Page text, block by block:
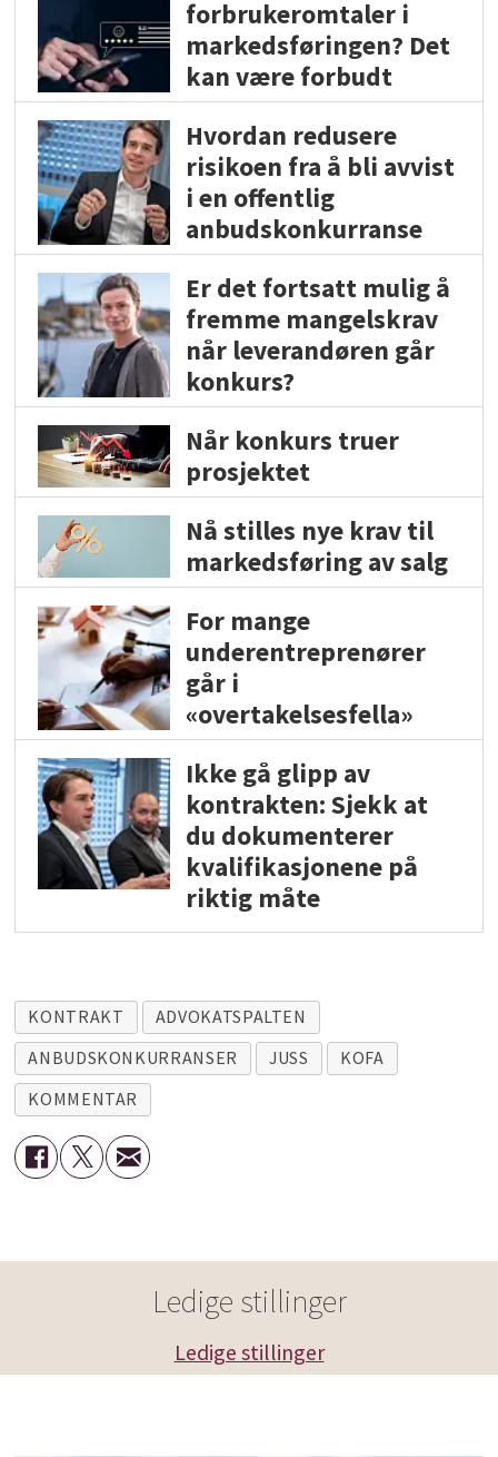
forbrukeromtaler i
markedsføringen? Det
kan være forbudt
Hvordan redusere
risikoen fra å bli avvist
i en offentlig
anbudskonkurranse
Er det fortsatt mulig å
fremme mangelskrav
når leverandøren går
konkurs?
Når konkurs truer
prosjektet
Nå stilles nye krav til
markedsføring av salg
For mange
underentreprenører
går i
«overtakelsesfella»
Ikke gå glipp av
kontrakten: Sjekk at
du dokumenterer
kvalifikasjonene på
riktig måte
KONTRAKT
ADVOKATSPALTEN
ANBUDSKONKURRANSER
JUSS
KOFA
KOMMENTAR
Ledige stillinger
Ledige stillinger